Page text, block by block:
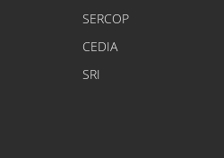
SERCOP
CEDIA
SRI